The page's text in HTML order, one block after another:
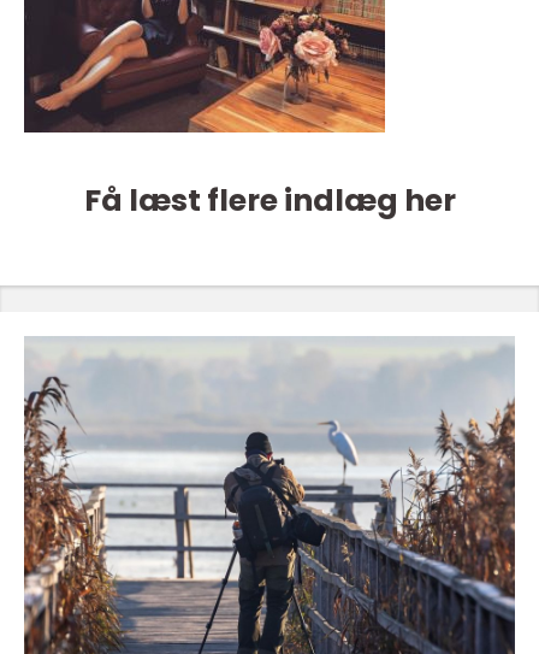
Få læst flere indlæg her